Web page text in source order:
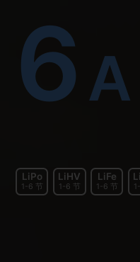
6A
LiPo
1-6 节
LiHV
1-6 节
LiFe
1-6 节